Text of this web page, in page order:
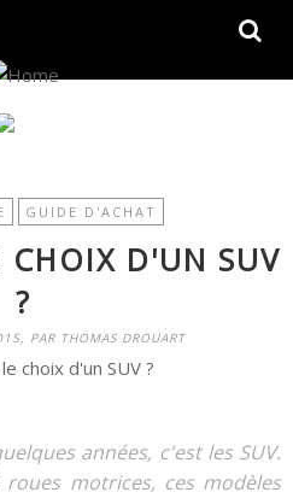
GUIDE D'ACHAT
CHOIX D'UN SUV
?
PAR THOMAS DROUART
années, c'est les SUV.
motrices, ces modèles